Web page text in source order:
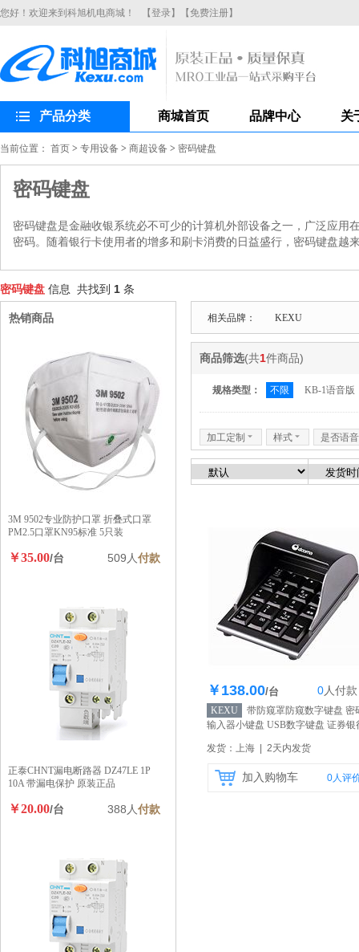
您好！欢迎来到科旭机电商城！ 【登录】 【免费注册】
产品分类 商城首页 品牌中心 关
当前位置： 首页 > 专用设备 > 商超设备 > 密码键盘
密码键盘
密码键盘是金融收银系统必不可少的计算机外部设备之一，广泛应
密码。随着银行卡使用者的增多和刷卡消费的日益盛行，密码键盘越
密码键盘 信息 共找到 1 条
相关品牌： KEXU
商品筛选(共1件商品)
规格类型： 不限 KB-1语音版
加工定制 6 样式 6 是否语
库存128个
￥138.00/台 0人付款
KEXU
带防窥罩防窥数字键盘 密
输入器小键盘 USB数字键盘 证券银
发货：上海 | 2天内发货
加入购物车 0人评
热销商品
3M 9502专业防护口罩 折叠式口罩
PM2.5口罩KN95标准 5只装
￥35.00/台 509人付款
正泰CHNT漏电断路器 DZ47LE 1P
10A 带漏电保护 原装正品
￥20.00/台 388人付款